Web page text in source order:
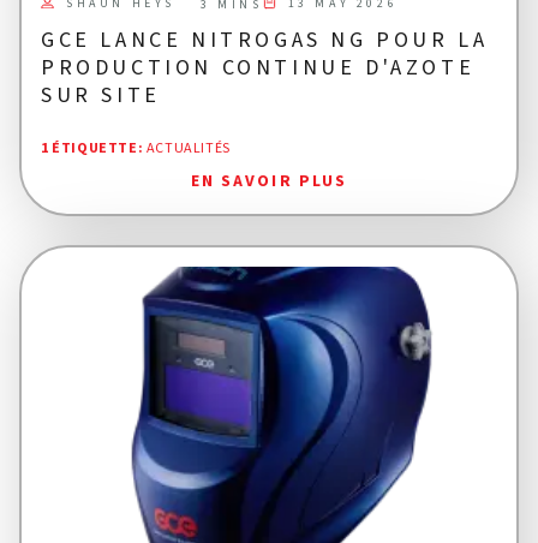
GCE LANCE NITROGAS NG POUR LA
PRODUCTION CONTINUE D'AZOTE
SUR SITE
SHAUN HEYS 3 MINS 13 MAY 2026
1 ÉTIQUETTE: ACTUALITÉS
EN SAVOIR PLUS